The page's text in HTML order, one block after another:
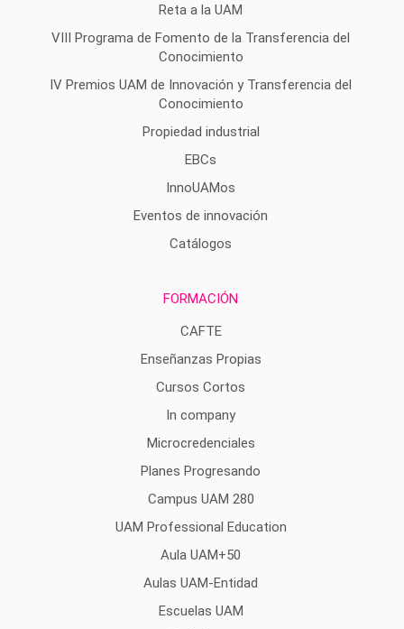
Reta a la UAM
VIII Programa de Fomento de la Transferencia del
Conocimiento
IV Premios UAM de Innovación y Transferencia del
Conocimiento
Propiedad industrial
EBCs
InnoUAMos
Eventos de innovación
Catálogos
FORMACIÓN
CAFTE
Enseñanzas Propias
Cursos Cortos
In company
Microcredenciales
Planes Progresando
Campus UAM 280
UAM Professional Education
Aula UAM+50
Aulas UAM-Entidad
Escuelas UAM